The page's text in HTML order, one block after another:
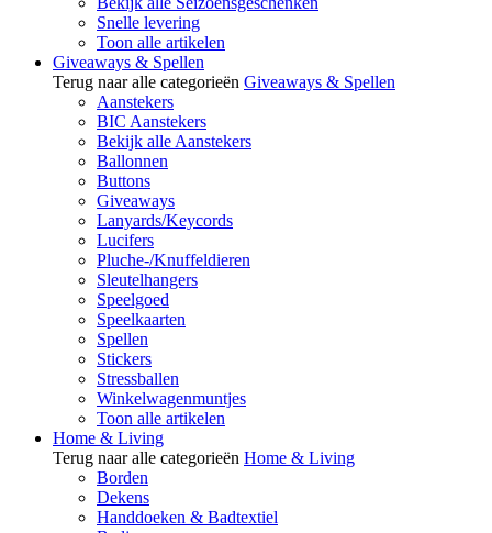
Snelle levering
Toon alle artikelen
Giveaways & Spellen
Terug naar alle categorieën Giveaways & Spellen
Aanstekers
BIC Aanstekers
Bekijk alle Aanstekers
Ballonnen
Buttons
Giveaways
Lanyards/Keycords
Lucifers
Pluche-/Knuffeldieren
Sleutelhangers
Speelgoed
Speelkaarten
Spellen
Stickers
Stressballen
Winkelwagenmuntjes
Toon alle artikelen
Home & Living
Terug naar alle categorieën Home & Living
Borden
Dekens
Handdoeken & Badtextiel